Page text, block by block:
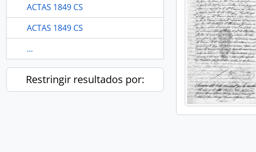
ACTAS 1849 CS
ACTAS 1849 CS
...
Restringir resultados por: